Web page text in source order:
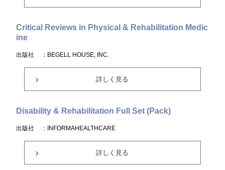
Critical Reviews in Physical & Rehabilitation Medic
ine
出版社 ：BEGELL HOUSE, INC.
詳しく見る
Disability & Rehabilitation Full Set (Pack)
出版社 ：INFORMAHEALTHCARE
詳しく見る